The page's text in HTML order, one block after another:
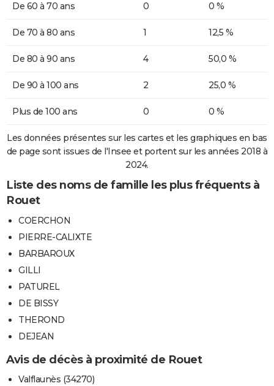
De 60 à 70 ans 0 0 %
De 70 à 80 ans 1 12,5 %
De 80 à 90 ans 4 50,0 %
De 90 à 100 ans 2 25,0 %
Plus de 100 ans 0 0 %
Les données présentes sur les cartes et les graphiques en bas
de page sont issues de l'Insee et portent sur les années 2018 à
2024.
Liste des noms de famille les plus fréquents à
Rouet
COERCHON
PIERRE-CALIXTE
BARBAROUX
GILLI
PATUREL
DE BISSY
THEROND
DEJEAN
Avis de décès à proximité de Rouet
Valflaunès (34270)